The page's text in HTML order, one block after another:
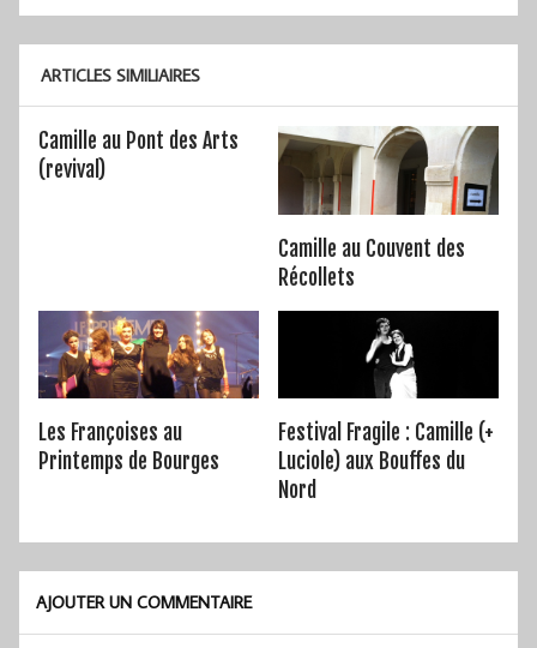
ARTICLES SIMILIAIRES
Camille au Pont des Arts
(revival)
Camille au Couvent des
Récollets
Les Françoises au
Printemps de Bourges
Festival Fragile : Camille (+
Luciole) aux Bouffes du
Nord
AJOUTER UN COMMENTAIRE